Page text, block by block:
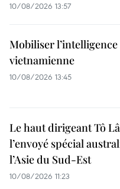
10/08/2026 13:57
Mobiliser
vietnamienne
10/08/2026 13:45
Le haut dirigeant Tô
l’envoyé spécial
l’Asie du Sud-Est
10/08/2026 11:23